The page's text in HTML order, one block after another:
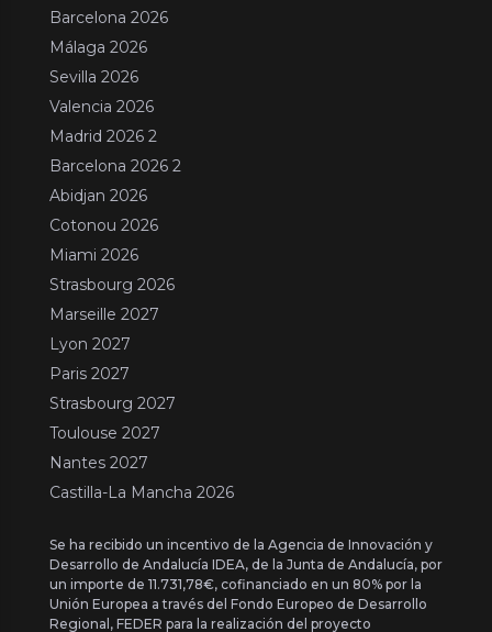
Barcelona 2026
Málaga 2026
Sevilla 2026
Valencia 2026
Madrid 2026 2
Barcelona 2026 2
Abidjan 2026
Cotonou 2026
Miami 2026
Strasbourg 2026
Marseille 2027
Lyon 2027
Paris 2027
Strasbourg 2027
Toulouse 2027
Nantes 2027
Castilla-La Mancha 2026
Se ha recibido un incentivo de la Agencia de Innovación y
Desarrollo de Andalucía IDEA, de la Junta de Andalucía, por
un importe de 11.731,78€, cofinanciado en un 80% por la
Unión Europea a través del Fondo Europeo de Desarrollo
Regional, FEDER para la realización del proyecto